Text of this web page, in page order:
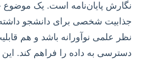
نگارش پایان‌نامه است. یک موضوع
جذابیت شخصی برای دانشجو داشته
نظر علمی نوآورانه باشد و هم
دسترسی به داده را فراهم کند. این